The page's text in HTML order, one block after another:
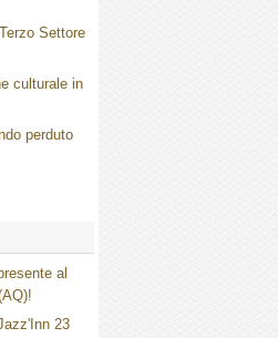
Settore
culturale in
perduto
al
23